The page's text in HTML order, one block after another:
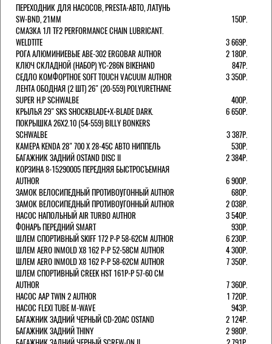
ПЕРЕХОДНИК ДЛЯ НАСОСОВ, PRESTA-АВТО, ЛАТУНЬ
SW-BND, 21ММ
150Р.
СМАЗКА 1Л TF2 PERFORMANCE CHAIN LUBRICANT.
WELDTITE
3 669Р.
РОГА АЛЮМИНИЕВЫЕ ABE-302 ERGOBAR AUTHOR
2 180Р.
КЛЮЧ СКЛАДНОЙ (НАБОР) YC-286N BIKEHAND
847Р.
СЕДЛО КОМФОРТНОЕ SOFT TOUCH VACUUM AUTHOR
3 350Р.
ЛЕНТА ОБОДНАЯ (2 ШТ) 26" (20-559) POLYURETHANE
SUPER H.P SCHWALBE
400Р.
КРЫЛЬЯ 29" SKS SHOCKBLADE+X-BLADE DARK.
6 650Р.
ПОКРЫШКА 26X2.10 (54-559) BILLY BONKERS
SCHWALBE
3 387Р.
КАМЕРА KENDA 28" 700 Х 28-45С АВТО НИППЕЛЬ
530Р.
БАГАЖНИК ЗАДНИЙ OSTAND DISC II
2 384Р.
КОРЗИНА 8-15290005 ПЕРЕДНЯЯ БЫСТРОСЪЕМНАЯ
AUTHOR
6 900Р.
ЗАМОК ВЕЛОСИПЕДНЫЙ ПРОТИВОУГОННЫЙ AUTHOR
680Р.
ЗАМОК ВЕЛОСИПЕДНЫЙ ПРОТИВОУГОННЫЙ AUTHOR
2 038Р.
НАСОС НАПОЛЬНЫЙ AIR TURBO AUTHOR
3 540Р.
ФОНАРЬ ПЕРЕДНИЙ SMART
930Р.
ШЛЕМ СПОРТИВНЫЙ SKIFF 172 Р-Р 58-62СМ AUTHOR
6 230Р.
ШЛЕМ AERO INMOLD X8 162 Р-Р 52-58СМ AUTHOR
4 300Р.
ШЛЕМ AERO INMOLD X8 162 Р-Р 58-62СМ AUTHOR
7 350Р.
ШЛЕМ СПОРТИВНЫЙ CREEK HST 161Р-Р 57-60 СМ
AUTHOR
7 360Р.
НАСОС AAP TWIN 2 AUTHOR
1 720Р.
НАСОС FLEXI TUBE M-WAVE
943Р.
БАГАЖНИК ЗАДНИЙ ЧЕРНЫЙ СD-20AC OSTAND
2 124Р.
БАГАЖНИК ЗАДНИЙ THINY
2 980Р.